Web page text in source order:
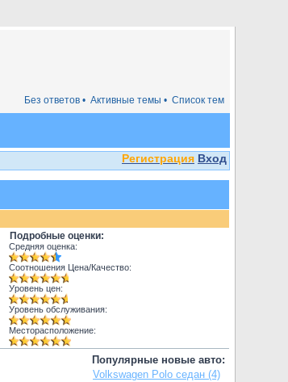
Список тем
Активные темы •
Без ответов •
Регистрация Вход
Подробные оценки:
Средняя оценка:
Соотношения Цена/Качество:
Уровень цен:
Уровень обслуживания:
Месторасположение:
Популярные новые авто:
Volkswagen Polo седан (4)